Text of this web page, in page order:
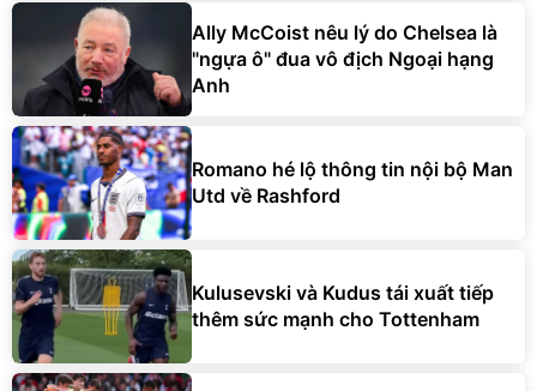
Ally McCoist nêu lý do Chelsea là
"ngựa ô" đua vô địch Ngoại hạng
Anh
Romano hé lộ thông tin nội bộ Man
Utd về Rashford
Kulusevski và Kudus tái xuất tiếp
thêm sức mạnh cho Tottenham